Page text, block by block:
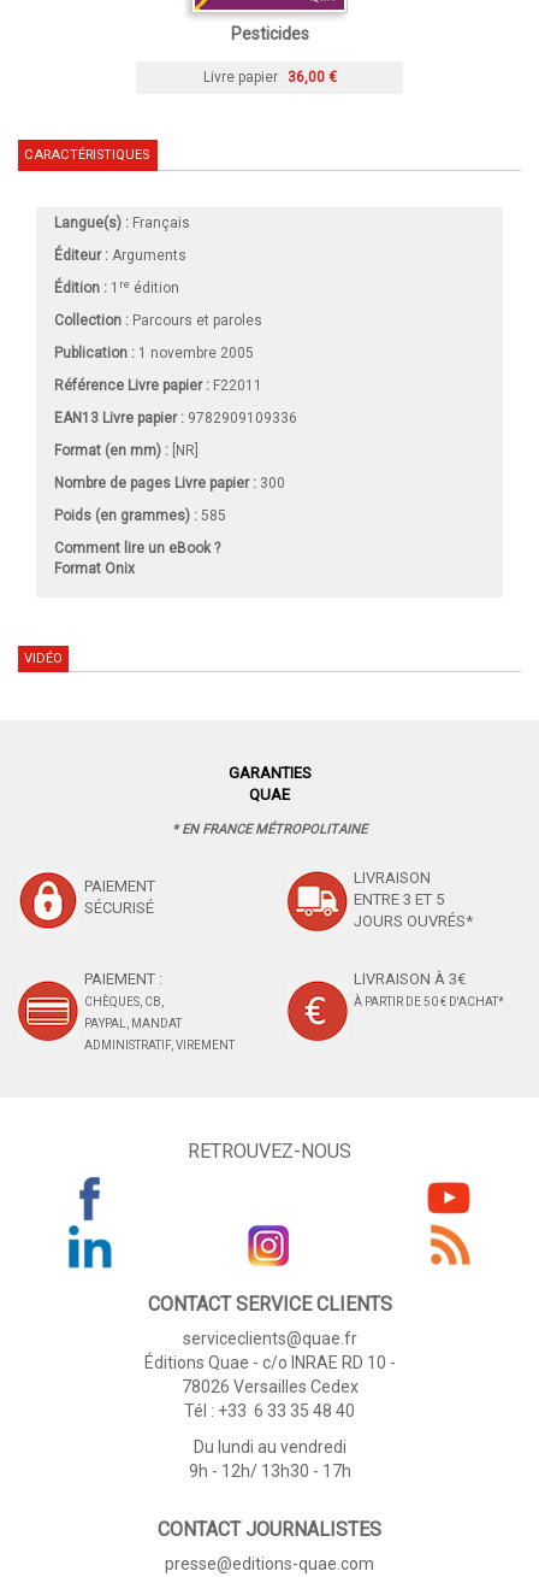
Pesticides
Livre papier 36,00 €
CARACTÉRISTIQUES
Langue(s) : Français
Éditeur : Arguments
Édition : 1 re édition
Collection : Parcours et paroles
Publication : 1 novembre 2005
Référence Livre papier : F22011
EAN13 Livre papier : 9782909109336
Format (en mm) : [NR]
Nombre de pages Livre papier: 300
Poids (en grammes) : 585
Comment lire un eBook ?
Format Onix
VIDÉO
GARANTIES
QUAE
* EN FRANCE MÉTROPOLITAINE
PAIEMENT
SÉCURISÉ
LIVRAISON
ENTRE 3 ET 5
JOURS OUVRÉS*
PAIEMENT :
CHÈQUES, CB,
PAYPAL, MANDAT
ADMINISTRATIF, VIREMENT
LIVRAISON À 3€
À PARTIR DE 50 € D'ACHAT*
RETROUVEZ-NOUS
CONTACT SERVICE CLIENTS
serviceclients@quae.fr
Éditions Quae - c/o INRAE RD 10 -
78026 Versailles Cedex
Tél : +33 6 33 35 48 40
Du lundi au vendredi
9h - 12h/ 13h30 - 17h
CONTACT JOURNALISTES
presse@editions-quae.com